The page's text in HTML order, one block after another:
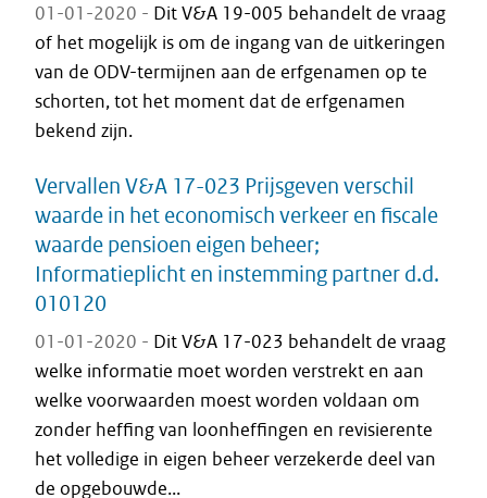
01-01-2020 - Dit V&A 19-005 behandelt de vraag
of het mogelijk is om de ingang van de uitkeringen
van de ODV-termijnen aan de erfgenamen op te
schorten, tot het moment dat de erfgenamen
bekend zijn.
Vervallen V&A 17-023 Prijsgeven verschil
waarde in het economisch verkeer en fiscale
waarde pensioen eigen beheer;
Informatieplicht en instemming partner d.d.
010120
01-01-2020 - Dit V&A 17-023 behandelt de vraag
welke informatie moet worden verstrekt en aan
welke voorwaarden moest worden voldaan om
zonder heffing van loonheffingen en revisierente
het volledige in eigen beheer verzekerde deel van
de opgebouwde...